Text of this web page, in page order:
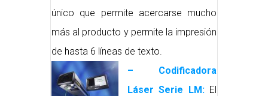
único que permite acercarse mucho
más al producto y permite la impresión
de hasta 6 líneas de texto.
– Codificadora
Láser Serie LM:El